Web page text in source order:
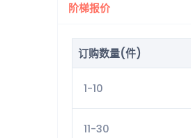
阶梯报价
订购数量(件)
1-10
11-30